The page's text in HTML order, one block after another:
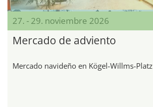
27. - 29. noviembre 2026
Mercado de adviento
Mercado navideño en Kögel-Willms-Platz